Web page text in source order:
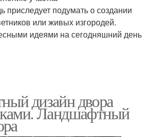
приследует подумать о создании
или живых изгородей.
идеями на сегодняшний день
дизайн двора
Ландшафтный